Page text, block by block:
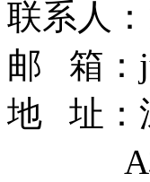
联系人
邮 箱：
地 址：
A栋